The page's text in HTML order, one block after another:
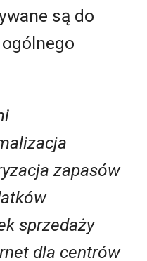
są do
zapasów
sprzedaży
dla centrów